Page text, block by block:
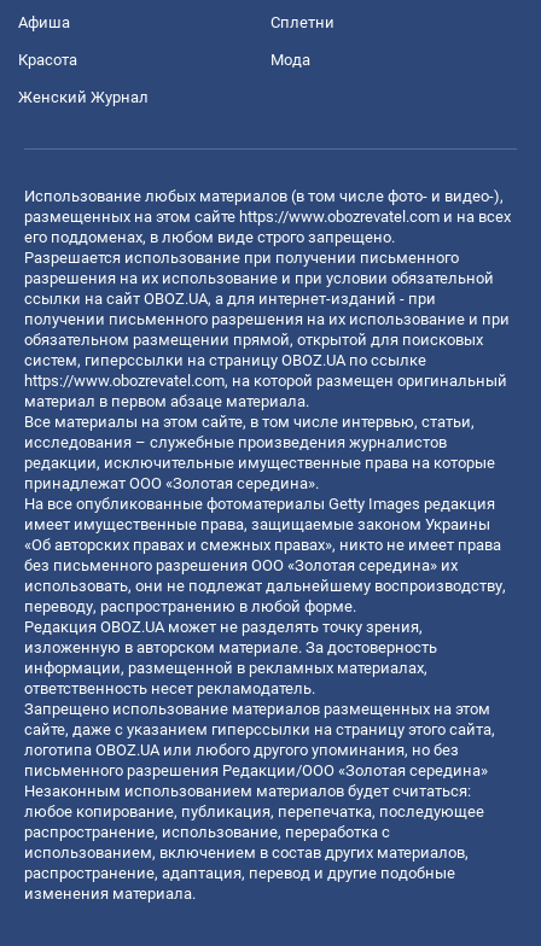
Афиша Сплетни
Красота Мода
Женский Журнал
Использование любых материалов (в том числе фото- и видео-),
размещенных на этом сайте https://www.obozrevatel.com и на всех
его поддоменах, в любом виде строго запрещено.
Разрешается использование при получении письменного
разрешения на их использование и при условии обязательной
ссылки на сайт OBOZ.UA, а для интернет-изданий - при
получении письменного разрешения на их использование и при
обязательном размещении прямой, открытой для поисковых
систем, гиперссылки на страницу OBOZ.UA по ссылке
https://www.obozrevatel.com, на которой размещен оригинальный
материал в первом абзаце материала.
Все материалы на этом сайте, в том числе интервью, статьи,
исследования – служебные произведения журналистов
редакции, исключительные имущественные права на которые
принадлежат ООО «Золотая середина».
На все опубликованные фотоматериалы Getty Images редакция
имеет имущественные права, защищаемые законом Украины
«Об авторских правах и смежных правах», никто не имеет права
без письменного разрешения ООО «Золотая середина» их
использовать, они не подлежат дальнейшему воспроизводству,
переводу, распространению в любой форме.
Редакция OBOZ.UA может не разделять точку зрения,
изложенную в авторском материале. За достоверность
информации, размещенной в рекламных материалах,
ответственность несет рекламодатель.
Запрещено использование материалов размещенных на этом
сайте, даже с указанием гиперссылки на страницу этого сайта,
логотипа OBOZ.UA или любого другого упоминания, но без
письменного разрешения Редакции/ООО «Золотая середина»
Незаконным использованием материалов будет считаться:
любое копирование, публикация, перепечатка, последующее
распространение, использование, переработка с
использованием, включением в состав других материалов,
распространение, адаптация, перевод и другие подобные
изменения материала.